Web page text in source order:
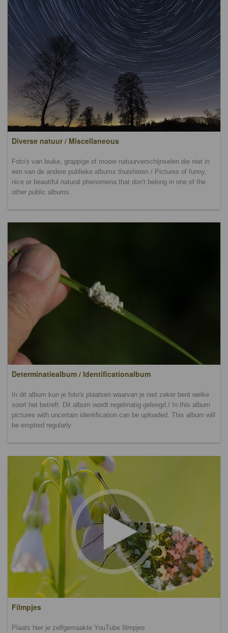
Diverse natuur / Miscellaneous
Foto's van leuke, grappige of mooie natuurverschijnselen die niet in
een van de andere publieke albums thuishoren / Pictures of funny,
nice or beautiful natural phenomena that don't belong in one of the
other public albums.
Determinatiealbum / Identificationalbum
In dit album kun je foto's plaatsen waarvan je niet zeker bent welke
soort het betreft. Dit album wordt regelmatig geleegd./ In this album
pictures with uncertain identification can be uploaded. This album will
be emptied regularly.
Filmpjes
Plaats hier je zelfgemaakte YouTube filmpjes